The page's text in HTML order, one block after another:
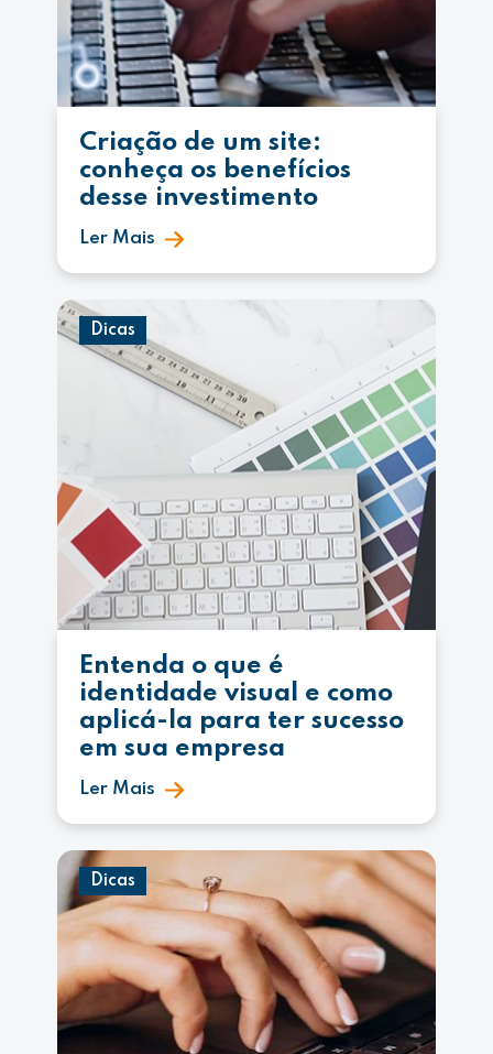
Criação de um site:
conheça os benefícios
desse investimento
Ler Mais
Dicas
Entenda o que é
identidade visual e como
aplicá-la para ter sucesso
em sua empresa
Ler Mais
Dicas